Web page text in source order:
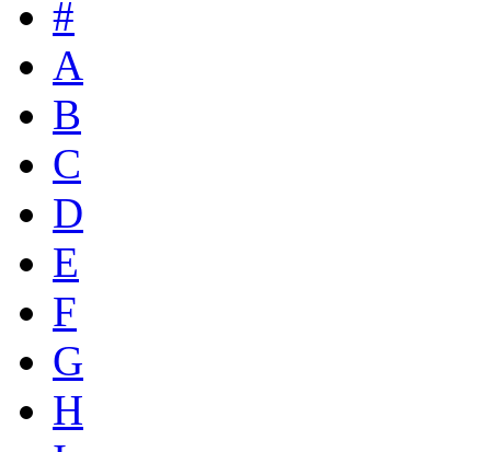
#
A
B
C
D
E
F
G
H